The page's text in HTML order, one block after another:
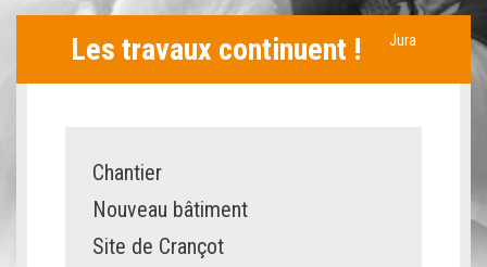
Les travaux continuent ! Jura
Chantier
Nouveau bâtiment
Site de Crançot